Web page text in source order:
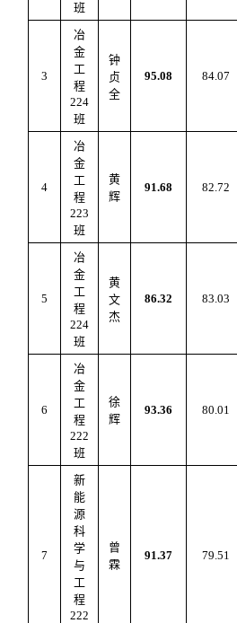
班
3
冶
金
工
程
224
班
钟
贞
全
95.08 84.07
4
冶
金
工
程
223
班
黄
辉
91.68 82.72
5
冶
金
工
程
224
班
黄
文
杰
86.32 83.03
6
冶
金
工
程
222
班
徐
辉
93.36 80.01
7
新
能
源
科
学
与
工
程
222
曾
霖
91.37 79.51